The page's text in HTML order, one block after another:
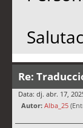
Re:
Data: dj. abr. 17,
Autor: Alba_25